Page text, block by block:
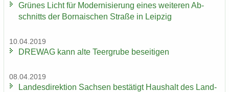
Grü­nes Licht für Mo­der­ni­sie­rung eines wei­te­ren Ab­
schnitts der Bor­na­i­schen Stra­ße in Leip­zig
10.04.2019
DRE­WAG kann alte Teergru­be be­sei­ti­gen
08.04.2019
Lan­des­di­rek­ti­on Sach­sen be­stä­tigt Haus­halt des Land­